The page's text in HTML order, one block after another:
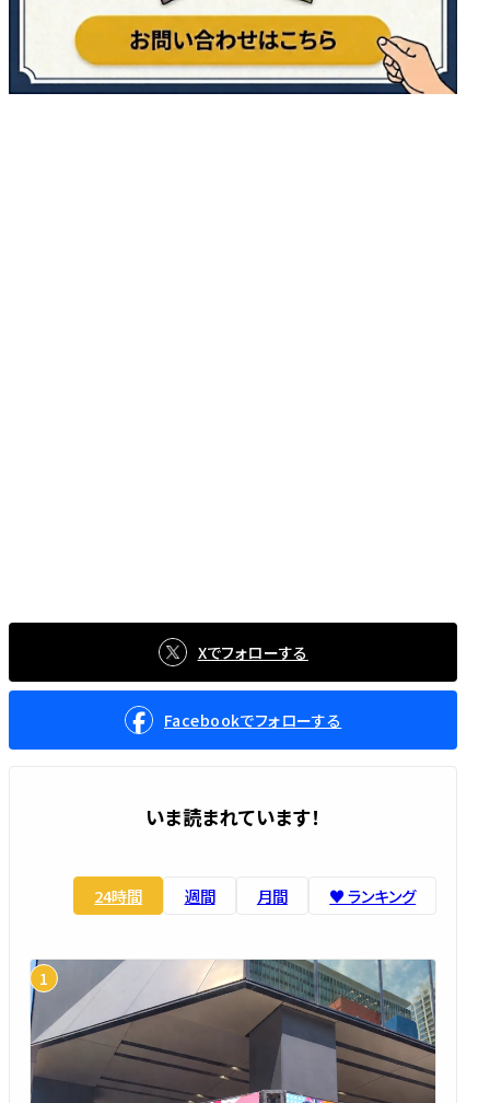
Xでフォローする
Facebookでフォローする
いま読まれています！
24時間 週間 月間 ♥️ ランキング